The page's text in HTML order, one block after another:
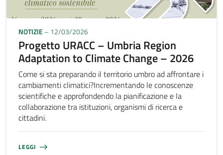
NOTIZIE– 12/03/2026
Progetto URACC – Umbria Region
Adaptation to Climate Change – 2026
Come si sta preparando il territorio umbro ad affrontare i
cambiamenti climatici?Incrementando le conoscenze
scientifiche e approfondendo la pianificazione e la
collaborazione tra istituzioni, organismi di ricerca e
cittadini.
LEGGI